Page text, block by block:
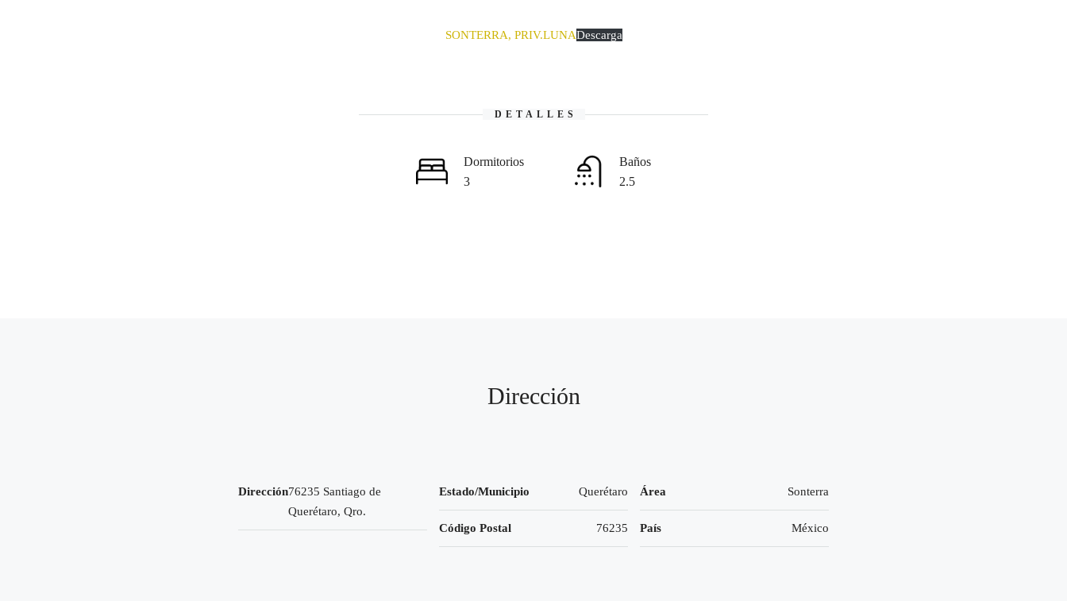
SONTERRA, PRIV.LUNADescarga
DETALLES
Dormitorios
3
Baños
2.5
Dirección
Dirección76235 Santiago de
Querétaro, Qro.
Estado/Municipio Querétaro
Código Postal 76235
Área Sonterra
País México